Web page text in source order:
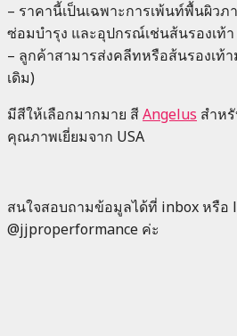
– ราคานี้เป็นเฉพาะการเพ้นท์พื้นผิวภ
ซ่อมบำรุง และอุปกรณ์เช่นส้นรองเท้
– ลูกค้าสามารส่งคลีทหรือส้นรองเท้
เดิม)
มีสีให้เลือกมากมาย สีAngelus สำห
คุณภาพเยี่ยมจาก USA
สนใจสอบถามข้อมูลได้ที่ inbox หรือ
@jjproperformance ค่ะ